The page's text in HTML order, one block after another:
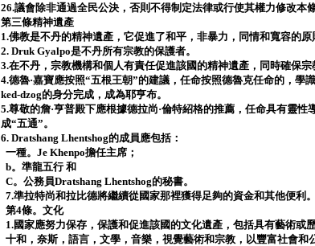
26.議會除非通過全民公決，否則不得制定法律或行使其權力修改本
第三條精神遺產
1.佛教是不丹的精神遺產，它促進了和平，非暴力，同情和寬容的原
2. Druk Gyalpo是不丹所有宗教的保護者。
3.在不丹，宗教機構和個人有責任促進該國的精神遺產，同時確保
4.德魯·嘉寶應按照“五根王朝”的建議，任命按照德魯克任命的，學
ked-dzog的身分完成，成為耶亨布。
5.尊敬的詹·亨普殿下應根據德拉尚·倫特紹格的推薦，任命具有靈
成“五通”。
6. Dratshang Lhentshog的成員應包括：
一種。Je Khenpo擔任主席；
b。準龍五行 和
C。公務員Dratshang Lhentshog的秘書。
7.準拉特尚和拉比德將繼續從國家那裡獲得足夠的資金和其他便利。
第4條。文化
1.國家應努力保存，保護和促進該國的文化遺產，包括具有藝術或
十和，奈斯，語言，文學，音樂，視覺藝術和宗教，以豐富社會和